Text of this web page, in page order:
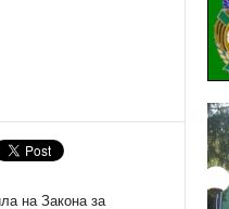
на Закона за